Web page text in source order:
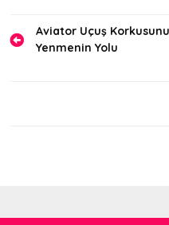
Yazı
gezinmesi
Aviator Uçuş Korkusunu
Yenmenin Yolu